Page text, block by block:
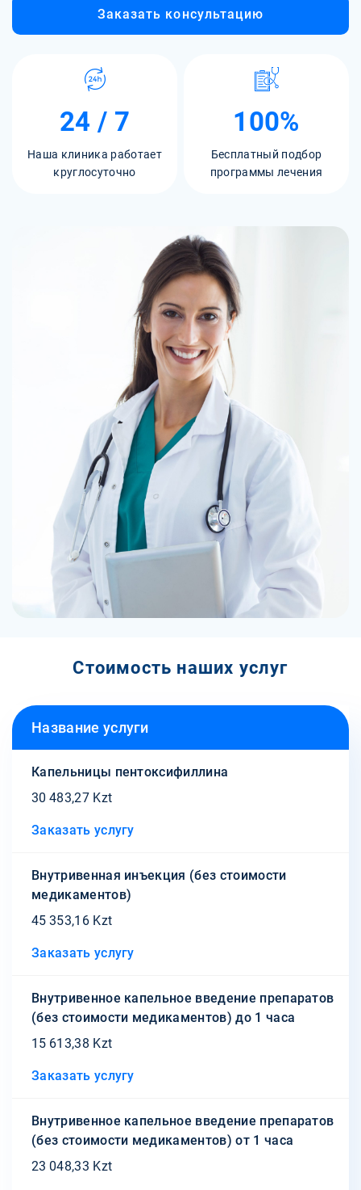
Заказать консультацию
24 / 7
Наша клиника работает
круглосуточно
100%
Бесплатный подбор
программы лечения
Стоимость наших услуг
Название услуги
Капельницы пентоксифиллина
30 483,27 Kzt
Заказать услугу
Внутривенная инъекция (без стоимости
медикаментов)
45 353,16 Kzt
Заказать услугу
Внутривенное капельное введение препаратов
(без стоимости медикаментов) до 1 часа
15 613,38 Kzt
Заказать услугу
Внутривенное капельное введение препаратов
(без стоимости медикаментов) от 1 часа
23 048,33 Kzt